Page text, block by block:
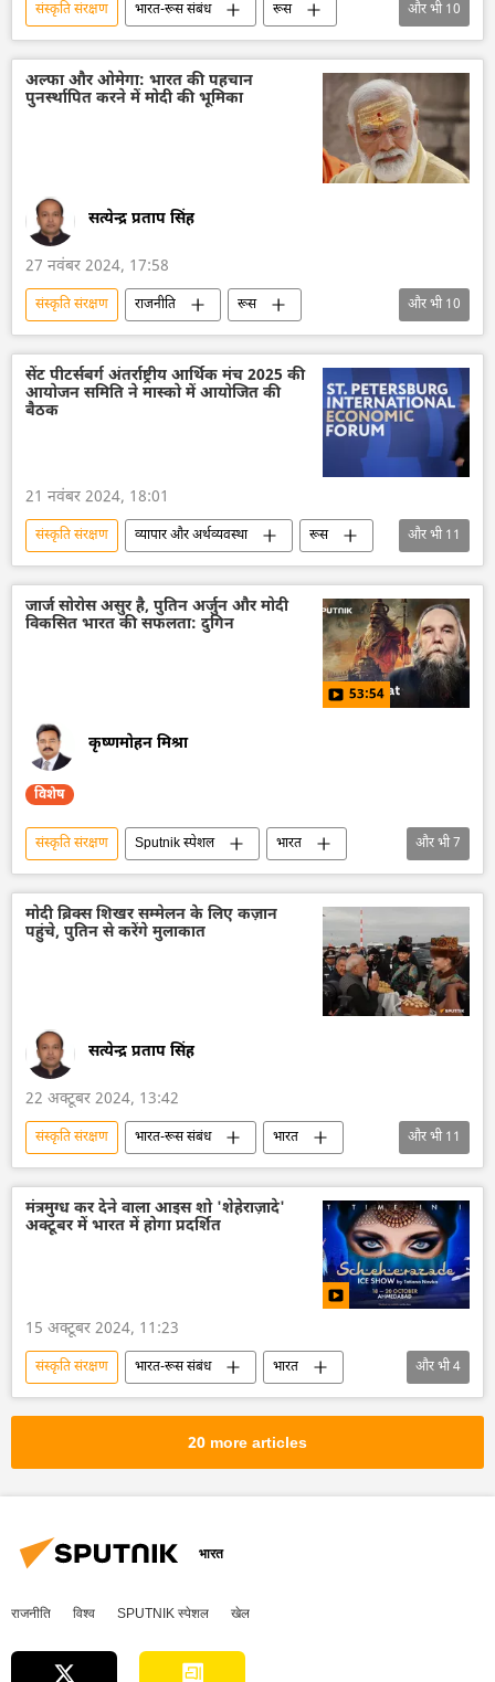
संस्कृति संरक्षण भारत-रूस संबंध
रूस
रूस का विकास
भारत
भारत सरकार
भारत का विकास
रूसी संस्कृति
भारतीय संस्कृति
फिल्म उद्योग
और भी10
अल्फा और ओमेगा: भारत की पहचान
पुनर्स्थापित करने में मोदी की भूमिका
सत्येन्द्र प्रताप सिंह
27 नवंबर 2024, 17:58
संस्कृति संरक्षण राजनीति
रूस
रूस का विकास
चीन
त्रिकोण रूस-भारत-चीन (RIC)
शी जिनपिंग
हिन्दू
हिन्दू देवी-देवता
नरेन्द्र मोदी
और भी10
सेंट पीटर्सबर्ग अंतर्राष्ट्रीय आर्थिक मंच 2025 की
आयोजन समिति ने मास्को में आयोजित की
बैठक
21 नवंबर 2024, 18:01
संस्कृति संरक्षण व्यापार और अर्थव्यवस्था
रूस
रूस का विकास
मास्को
सेंट पीटर्सबर्ग अंतर्राष्ट्रीय आर्थिक मंच (SPIEF)
आर्थिक वृद्धि दर
चीन
भारत
और भी11
जार्ज सोरोस असुर है, पुतिन अर्जुन और मोदी
विकसित भारत की सफलता: दुगिन
53:54
कृष्णमोहन मिश्रा
विशेष
संस्कृति संरक्षण Sputnik स्पेशल
भारत
भारत का विकास
समावेशी विकास
भारतीय संस्कृति
उपनिवेशवाद
अमेरिका
यूक्रेन
और भी7
मोदी ब्रिक्स शिखर सम्मेलन के लिए कज़ान
पहुंचे, पुतिन से करेंगे मुलाकात
सत्येन्द्र प्रताप सिंह
22 अक्टूबर 2024, 13:42
संस्कृति संरक्षण भारत-रूस संबंध
भारत
भारत सरकार
भारत का विकास
ब्रिक्स
ब्रिक्स का विस्तारण
2024 ब्रिक्स शिखर सम्मेलन
रूस
रूस का विकास
भारतीय संस्कृति
और भी11
मंत्रमुग्ध कर देने वाला आइस शो 'शेहेराज़ादे'
अक्टूबर में भारत में होगा प्रदर्शित
15 अक्टूबर 2024, 11:23
संस्कृति संरक्षण भारत-रूस संबंध
भारत
गुजरात
भारतीय संस्कृति
रूसी संस्कृति
और भी4
20 more articles
भारत
राजनीति विश्व SPUTNIK स्पेशल खेल